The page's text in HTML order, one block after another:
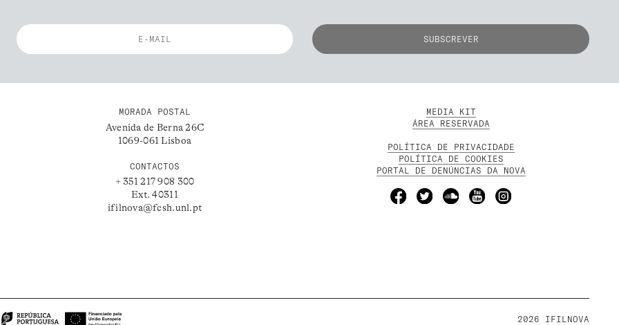
MORADA POSTAL
Avenida de Berna 26C
1069-061 Lisboa
CONTACTOS
+ 351 217 908 300
Ext. 40311
ifilnova@fcsh.unl.pt
MEDIA KIT
ÁREA RESERVADA
POLÍTICA DE PRIVACIDADE
POLÍTICA DE COOKIES
PORTAL DE DENÚNCIAS DA NOVA
2026 IFILNOVA